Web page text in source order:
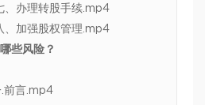
、办理转股手续.mp4
、加强股权管理.mp4
些风险？
.前言.mp4